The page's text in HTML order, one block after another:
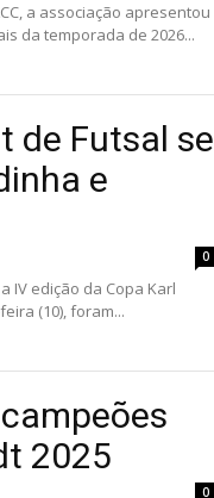
a associação apresentou
da temporada de 2026...
de Futsal se
e
0
IV edição da Copa Karl
(10), foram...
2025
0